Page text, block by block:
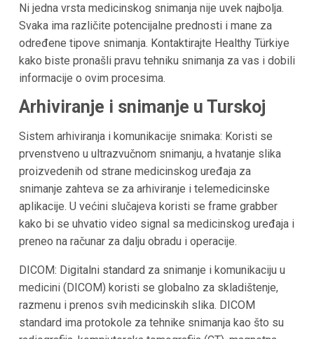
Ni jedna vrsta medicinskog snimanja nije uvek najbolja.
Svaka ima različite potencijalne prednosti i mane za
određene tipove snimanja. Kontaktirajte Healthy Türkiye
kako biste pronašli pravu tehniku snimanja za vas i dobili
informacije o ovim procesima.
Arhiviranje i snimanje u Turskoj
Sistem arhiviranja i komunikacije snimaka: Koristi se
prvenstveno u ultrazvučnom snimanju, a hvatanje slika
proizvedenih od strane medicinskog uređaja za
snimanje zahteva se za arhiviranje i telemedicinske
aplikacije. U većini slučajeva koristi se frame grabber
kako bi se uhvatio video signal sa medicinskog uređaja i
preneo na računar za dalju obradu i operacije.
DICOM: Digitalni standard za snimanje i komunikaciju u
medicini (DICOM) koristi se globalno za skladištenje,
razmenu i prenos svih medicinskih slika. DICOM
standard ima protokole za tehnike snimanja kao što su